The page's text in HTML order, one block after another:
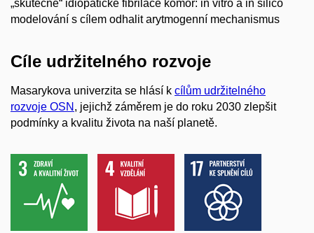
„skutečné“ idiopatické fibrilace komor: in vitro a in silico
modelování s cílem odhalit arytmogenní mechanismus
Cíle udržitelného rozvoje
Masarykova univerzita se hlásí k cílům udržitelného
rozvoje OSN , jejichž záměrem je do roku 2030 zlepšit
podmínky a kvalitu života na naší planetě.